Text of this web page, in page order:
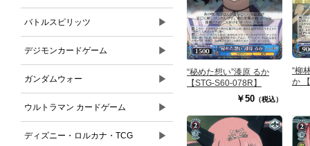
バトルスピリッツ ▶
デジモンカードゲーム ▶
ガンダムウォー ▶
ウルトラマン カードゲーム ▶
ディズニー・ロルカナ・TCG ▶
“秘めた想い”漆原 るか
【STG-S60-078R】
￥50 （税込）
“柳
か